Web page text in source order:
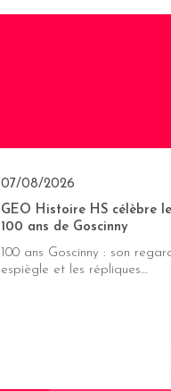
07/08/2026
GEO Histoire HS célèbre
100 ans de Goscinny
100 ans Goscinny : son
espiègle et les répliques…